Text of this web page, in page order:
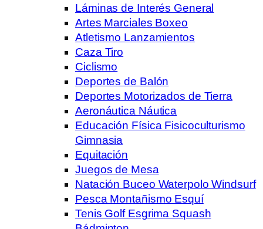
Láminas de Interés General
Artes Marciales Boxeo
Atletismo Lanzamientos
Caza Tiro
Ciclismo
Deportes de Balón
Deportes Motorizados de Tierra
Aeronáutica Náutica
Educación Física Fisicoculturismo
Gimnasia
Equitación
Juegos de Mesa
Natación Buceo Waterpolo Windsurf
Pesca Montañismo Esquí
Tenis Golf Esgrima Squash